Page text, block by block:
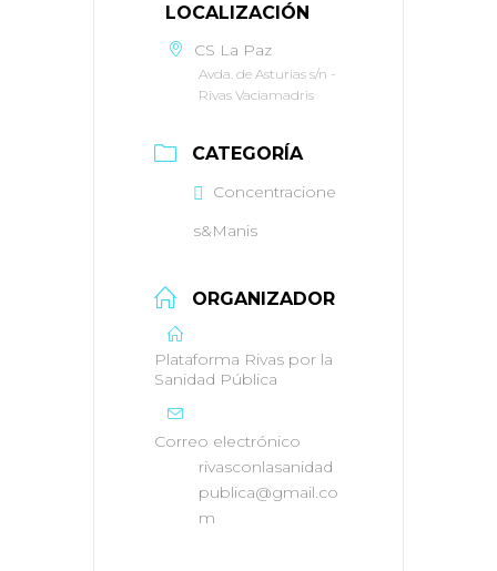
LOCALIZACIÓN
CS La Paz
Avda. de Asturias s/n -
Rivas Vaciamadris
CATEGORÍA
Concentracione
s&Manis
ORGANIZADOR
Plataforma Rivas por la
Sanidad Pública
Correo electrónico
rivasconlasanidad
publica@gmail.co
m